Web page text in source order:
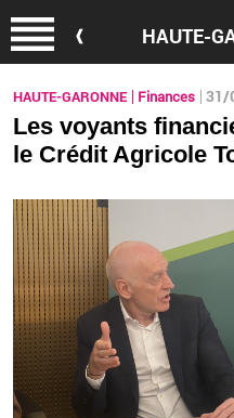
HAUTE-
HAUTE-GARONNE Finances 31/
Les voyants
le Crédit Agricole